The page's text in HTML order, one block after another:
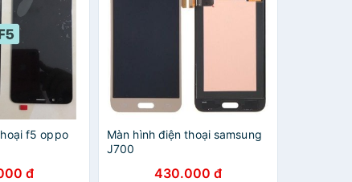
f5 oppo
đ
Màn hình điện thoại samsung
J700
430.000 đ